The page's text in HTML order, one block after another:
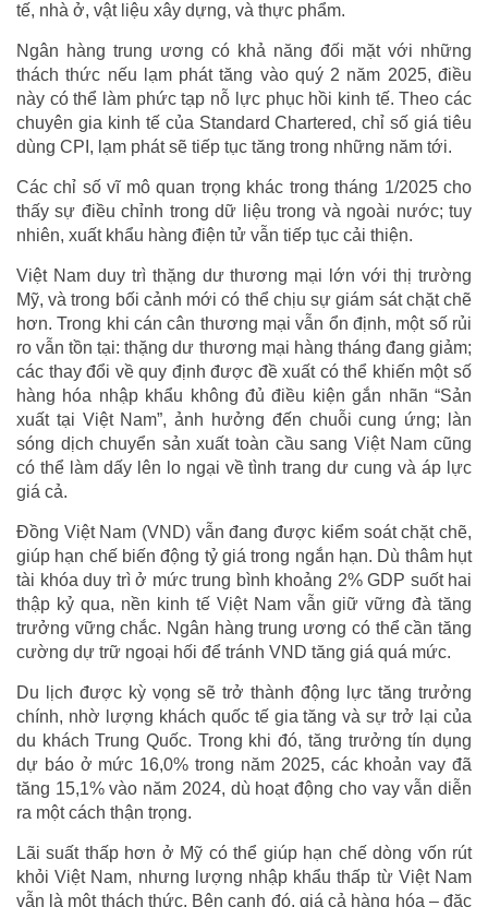
tế, nhà ở, vật liệu xây dựng, và thực phẩm.
Ngân hàng trung ương có khả năng đối mặt với những
thách thức nếu lạm phát tăng vào quý 2 năm 2025, điều
này có thể làm phức tạp nỗ lực phục hồi kinh tế. Theo các
chuyên gia kinh tế của Standard Chartered, chỉ số giá tiêu
dùng CPI, lạm phát sẽ tiếp tục tăng trong những năm tới.
Các chỉ số vĩ mô quan trọng khác trong tháng 1/2025 cho
thấy sự điều chỉnh trong dữ liệu trong và ngoài nước; tuy
nhiên, xuất khẩu hàng điện tử vẫn tiếp tục cải thiện.
Việt Nam duy trì thặng dư thương mại lớn với thị trường
Mỹ, và trong bối cảnh mới có thể chịu sự giám sát chặt chẽ
hơn. Trong khi cán cân thương mại vẫn ổn định, một số rủi
ro vẫn tồn tại: thặng dư thương mại hàng tháng đang giảm;
các thay đổi về quy định được đề xuất có thể khiến một số
hàng hóa nhập khẩu không đủ điều kiện gắn nhãn “Sản
xuất tại Việt Nam”, ảnh hưởng đến chuỗi cung ứng; làn
sóng dịch chuyển sản xuất toàn cầu sang Việt Nam cũng
có thể làm dấy lên lo ngại về tình trang dư cung và áp lực
giá cả.
Đồng Việt Nam (VND) vẫn đang được kiểm soát chặt chẽ,
giúp hạn chế biến động tỷ giá trong ngắn hạn. Dù thâm hụt
tài khóa duy trì ở mức trung bình khoảng 2% GDP suốt hai
thập kỷ qua, nền kinh tế Việt Nam vẫn giữ vững đà tăng
trưởng vững chắc. Ngân hàng trung ương có thể cần tăng
cường dự trữ ngoại hối để tránh VND tăng giá quá mức.
Du lịch được kỳ vọng sẽ trở thành động lực tăng trưởng
chính, nhờ lượng khách quốc tế gia tăng và sự trở lại của
du khách Trung Quốc. Trong khi đó, tăng trưởng tín dụng
dự báo ở mức 16,0% trong năm 2025, các khoản vay đã
tăng 15,1% vào năm 2024, dù hoạt động cho vay vẫn diễn
ra một cách thận trọng.
Lãi suất thấp hơn ở Mỹ có thể giúp hạn chế dòng vốn rút
khỏi Việt Nam, nhưng lượng nhập khẩu thấp từ Việt Nam
vẫn là một thách thức. Bên cạnh đó, giá cả hàng hóa – đặc